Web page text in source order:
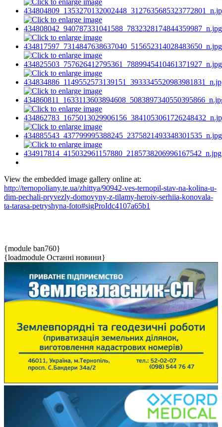
View the embedded image gallery online at:
http://ternopoliany.te.ua/zhittya/90942-ves-ternopil-stav-na-kolina-u-
dim-pechali-pryvezly-domovyny-z-tilamy-heroiv-serhiia-konovala-
ta-tarasa-petryshyna-foto#sigProIdc4107a65b1
{module ban760}
{loadmodule Останні новини}